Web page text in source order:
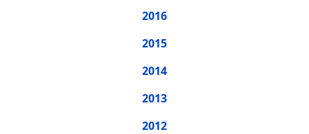
2016
2015
2014
2013
2012